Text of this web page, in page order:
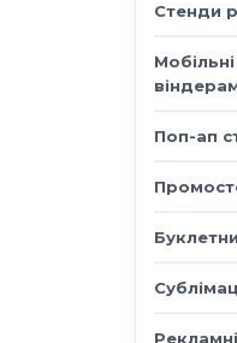
Стенди
Поп-ап